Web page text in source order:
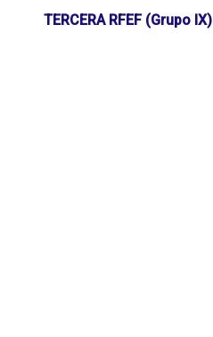
TERCERA RFEF (Grupo IX)